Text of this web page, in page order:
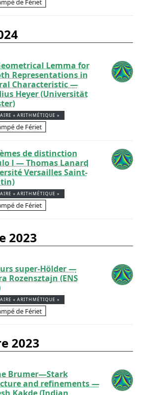
de Fériet
Lemma for
Representations in
Characteristic —
Heyer (Universität
« ARITHMÉTIQUE »
de Fériet
de distinction
l — Thomas Lanard
Versailles Saint-
« ARITHMÉTIQUE »
de Fériet
2023
super-Hölder —
Rozensztajn (ENS
« ARITHMÉTIQUE »
de Fériet
2023
Brumer—Stark
and refinements —